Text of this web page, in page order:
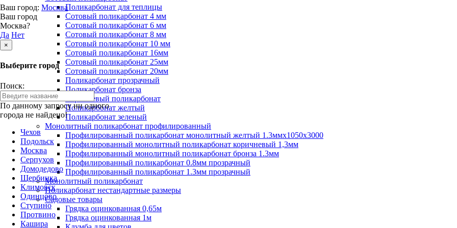
Ваш город: Москва
Ваш город
Москва?
Да Нет
×
Выберите город
Поиск:
По данному запросу ни одного
города не найдено!
Чехов
Подольск
Москва
Серпухов
Домодедово
Щербинка
Климовск
Одинцово
Ступино
Протвино
Кашира
Поликарбонат для теплицы
Сотовый поликарбонат 4 мм
Сотовый поликарбонат 6 мм
Сотовый поликарбонат 8 мм
Сотовый поликарбонат 10 мм
Сотовый поликарбонат 16мм
Сотовый поликарбонат 25мм
Сотовый поликарбонат 20мм
Поликарбонат прозрачный
Поликарбонат бронза
Коричневый поликарбонат
Поликарбонат желтый
Поликарбонат зеленый
Монолитный поликарбонат профилированный
Профилированный поликарбонат монолитный желтый 1.3ммх1050х3000
Профилированный монолитный поликарбонат коричневый 1,3мм
Профилированный монолитный поликарбонат бронза 1.3мм
Профилированный поликарбонат 0.8мм прозрачный
Профилированный поликарбонат 1.3мм прозрачный
Монолитный поликарбонат
Поликарбонат нестандартные размеры
Садовые товары
Грядка оцинкованная 0,65м
Грядка оцинкованная 1м